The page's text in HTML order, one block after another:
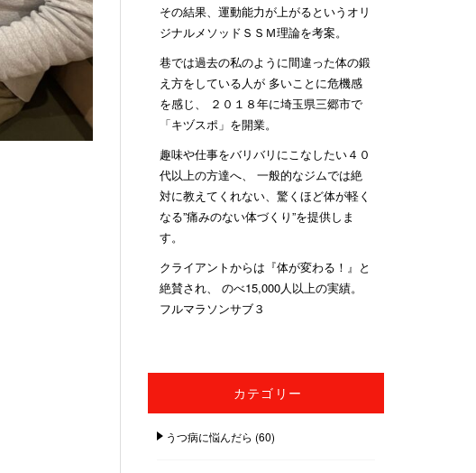
その結果、運動能力が上がるというオリ
ジナルメソッドＳＳＭ理論を考案。
巷では過去の私のように間違った体の鍛
え方をしている人が 多いことに危機感
を感じ、 ２０１８年に埼玉県三郷市で
「キヅスポ」を開業。
趣味や仕事をバリバリにこなしたい４０
代以上の方達へ、 一般的なジムでは絶
対に教えてくれない、驚くほど体が軽く
なる”痛みのない体づくり”を提供しま
す。
クライアントからは『体が変わる！』と
絶賛され、 のべ15,000人以上の実績。
フルマラソンサブ３
カテゴリー
うつ病に悩んだら (60)